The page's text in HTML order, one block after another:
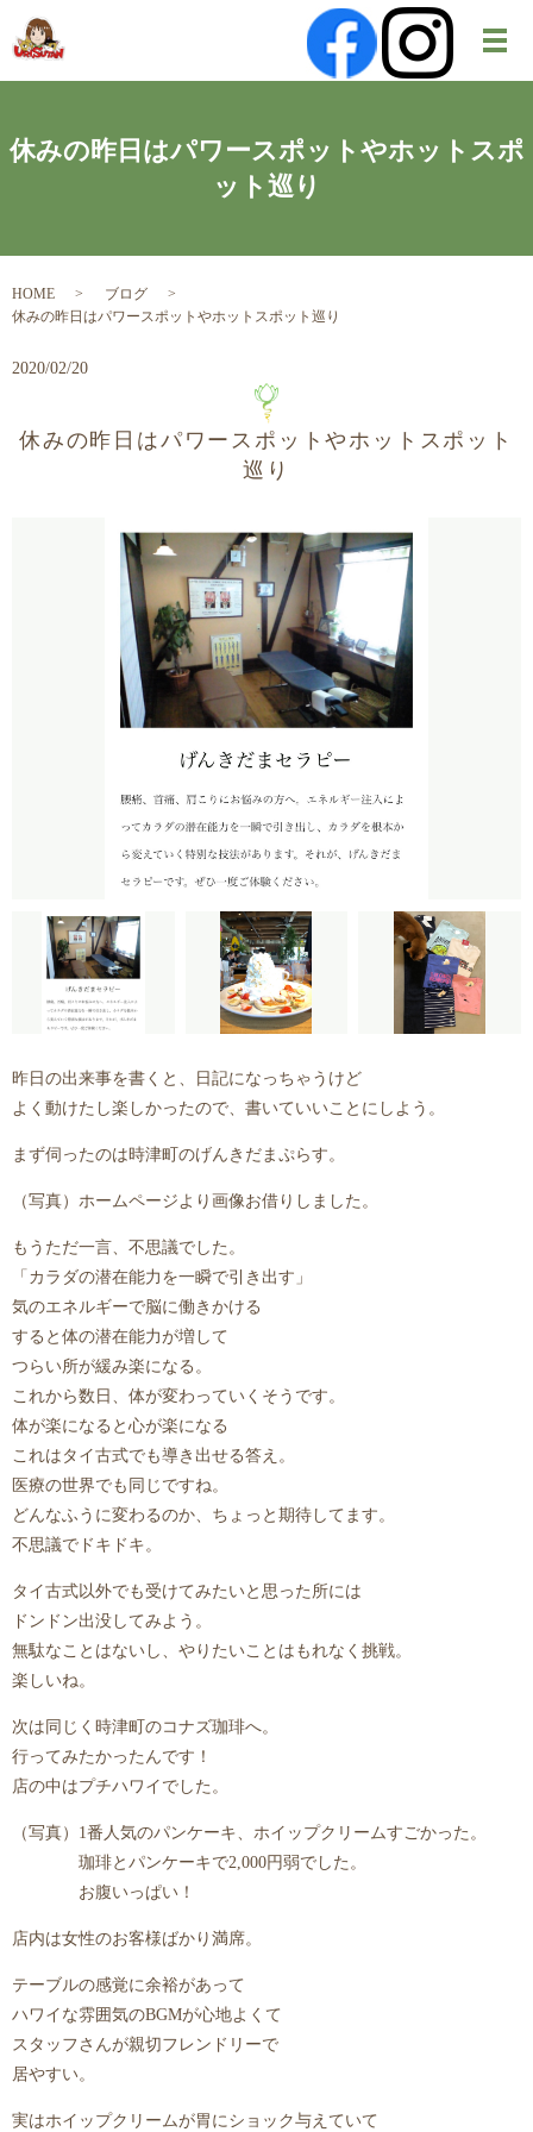
メ
休みの昨日はパワースポットやホットスポ
ット巡り
HOME
ブログ
休みの昨日はパワースポットやホットスポット巡り
2020/02/20
休みの昨日はパワースポットやホットスポット
巡り
昨日の出来事を書くと、日記になっちゃうけど
よく動けたし楽しかったので、書いていいことにしよう。
まず伺ったのは時津町のげんきだまぷらす。
（写真）ホームページより画像お借りしました。
もうただ一言、不思議でした。
「カラダの潜在能力を一瞬で引き出す」
気のエネルギーで脳に働きかける
すると体の潜在能力が増して
つらい所が緩み楽になる。
これから数日、体が変わっていくそうです。
体が楽になると心が楽になる
これはタイ古式でも導き出せる答え。
医療の世界でも同じですね。
どんなふうに変わるのか、ちょっと期待してます。
不思議でドキドキ。
タイ古式以外でも受けてみたいと思った所には
ドンドン出没してみよう。
無駄なことはないし、やりたいことはもれなく挑戦。
楽しいね。
次は同じく時津町のコナズ珈琲へ。
行ってみたかったんです！
店の中はプチハワイでした。
（写真）1番人気のパンケーキ、ホイップクリームすごかった。
珈琲とパンケーキで2,000円弱でした。
お腹いっぱい！
店内は女性のお客様ばかり満席。
テーブルの感覚に余裕があって
ハワイな雰囲気のBGMが心地よくて
スタッフさんが親切フレンドリーで
居やすい。
実はホイップクリームが胃にショック与えていて